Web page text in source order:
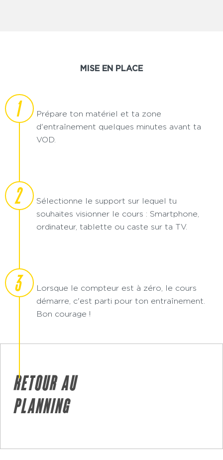
MISE EN PLACE
1
Prépare ton matériel et ta zone
d'entraînement quelques minutes avant ta
VOD.
2
Sélectionne le support sur lequel tu
souhaites visionner le cours : Smartphone,
ordinateur, tablette ou caste sur ta TV.
3
Lorsque le compteur est à zéro, le cours
démarre, c'est parti pour ton entraînement.
Bon courage !
RETOUR AU
PLANNING